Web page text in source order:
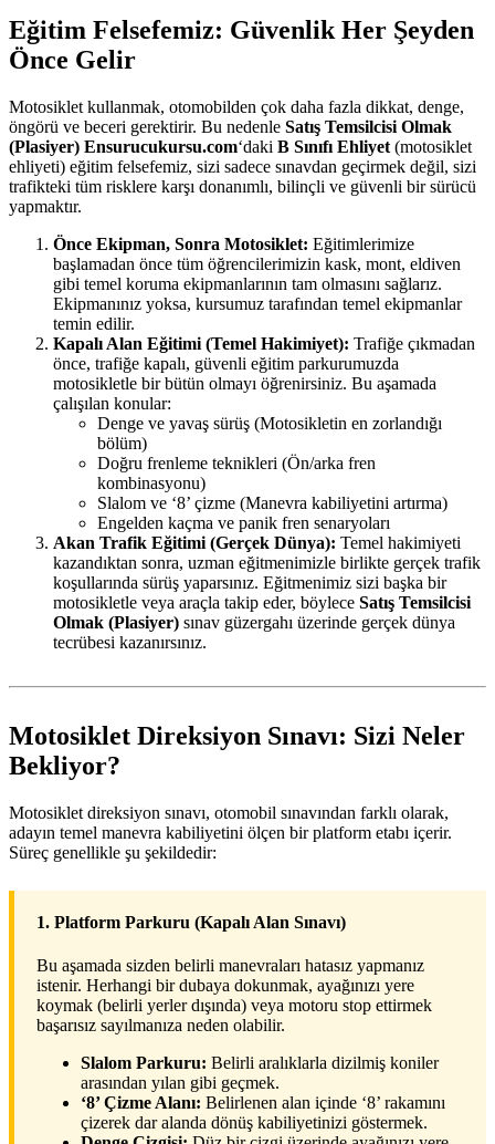
Eğitim Felsefemiz: Güvenlik Her Şeyden
Önce Gelir
Motosiklet kullanmak, otomobilden çok daha fazla dikkat, denge,
öngörü ve beceri gerektirir. Bu nedenle Satış Temsilcisi Olmak
(Plasiyer) Ensurucukursu.com‘daki B Sınıfı Ehliyet (motosiklet
ehliyeti) eğitim felsefemiz, sizi sadece sınavdan geçirmek değil, sizi
trafikteki tüm risklere karşı donanımlı, bilinçli ve güvenli bir sürücü
yapmaktır.
Önce Ekipman, Sonra Motosiklet: Eğitimlerimize
başlamadan önce tüm öğrencilerimizin kask, mont, eldiven
gibi temel koruma ekipmanlarının tam olmasını sağlarız.
Ekipmanınız yoksa, kursumuz tarafından temel ekipmanlar
temin edilir.
Kapalı Alan Eğitimi (Temel Hakimiyet): Trafiğe çıkmadan
önce, trafiğe kapalı, güvenli eğitim parkurumuzda
motosikletle bir bütün olmayı öğrenirsiniz. Bu aşamada
çalışılan konular:
Denge ve yavaş sürüş (Motosikletin en zorlandığı
bölüm)
Doğru frenleme teknikleri (Ön/arka fren
kombinasyonu)
Slalom ve ‘8’ çizme (Manevra kabiliyetini artırma)
Engelden kaçma ve panik fren senaryoları
Akan Trafik Eğitimi (Gerçek Dünya): Temel hakimiyeti
kazandıktan sonra, uzman eğitmenimizle birlikte gerçek trafik
koşullarında sürüş yaparsınız. Eğitmenimiz sizi başka bir
motosikletle veya araçla takip eder, böylece Satış Temsilcisi
Olmak (Plasiyer) sınav güzergahı üzerinde gerçek dünya
tecrübesi kazanırsınız.
Motosiklet Direksiyon Sınavı: Sizi Neler
Bekliyor?
Motosiklet direksiyon sınavı, otomobil sınavından farklı olarak,
adayın temel manevra kabiliyetini ölçen bir platform etabı içerir.
Süreç genellikle şu şekildedir:
1. Platform Parkuru (Kapalı Alan Sınavı)
Bu aşamada sizden belirli manevraları hatasız yapmanız
istenir. Herhangi bir dubaya dokunmak, ayağınızı yere
koymak (belirli yerler dışında) veya motoru stop ettirmek
başarısız sayılmanıza neden olabilir.
Slalom Parkuru: Belirli aralıklarla dizilmiş koniler
arasından yılan gibi geçmek.
‘8’ Çizme Alanı: Belirlenen alan içinde ‘8’ rakamını
çizerek dar alanda dönüş kabiliyetinizi göstermek.